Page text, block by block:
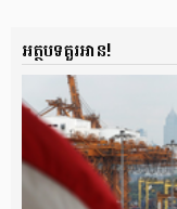
អត្ថបទគួរអាន!